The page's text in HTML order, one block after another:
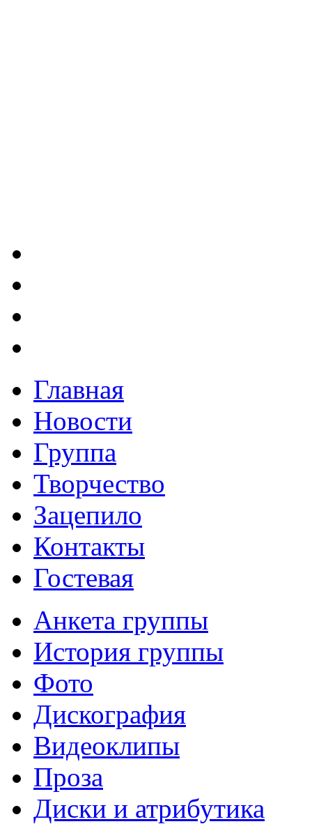
Главная
Новости
Группа
Творчество
Зацепило
Контакты
Гостевая
Анкета группы
История группы
Фото
Дискография
Видеоклипы
Проза
Диски и атрибутика